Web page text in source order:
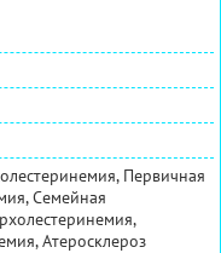
Первичная
Семейная
Атеросклероз